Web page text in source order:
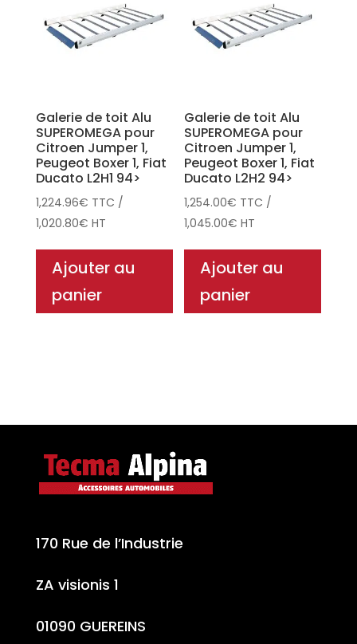
Galerie de toit Alu
SUPEROMEGA pour
Citroen Jumper 1,
Peugeot Boxer 1, Fiat
Ducato L2H1 94>
1,224.96€ TTC /
1,020.80€ HT
Ajouter au
panier
Galerie de toit Alu
SUPEROMEGA pour
Citroen Jumper 1,
Peugeot Boxer 1, Fiat
Ducato L2H2 94>
1,254.00€ TTC /
1,045.00€ HT
Ajouter au
panier
170 Rue de l’Industrie
ZA visionis 1
01090 GUEREINS